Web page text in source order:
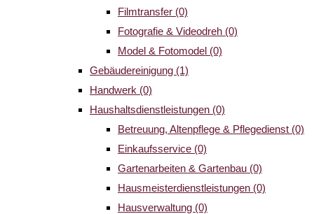
Filmtransfer (0)
Fotografie & Videodreh (0)
Model & Fotomodel (0)
Gebäudereinigung (1)
Handwerk (0)
Haushaltsdienstleistungen (0)
Betreuung, Altenpflege & Pflegedienst (0)
Einkaufsservice (0)
Gartenarbeiten & Gartenbau (0)
Hausmeisterdienstleistungen (0)
Hausverwaltung (0)